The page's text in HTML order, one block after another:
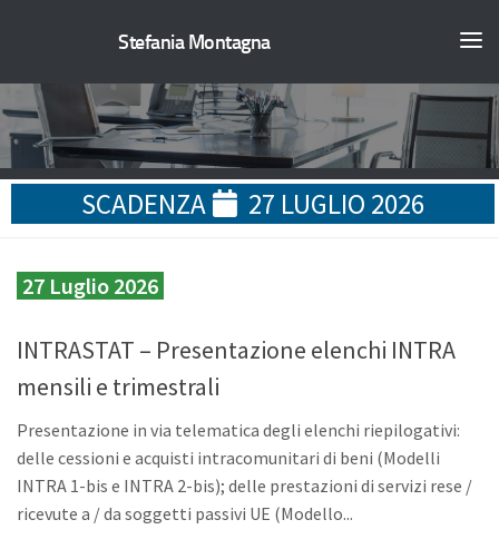
Stefania Montagna
SCADENZA 27 LUGLIO 2026
27 Luglio 2026
INTRASTAT – Presentazione elenchi INTRA
mensili e trimestrali
Presentazione in via telematica degli elenchi riepilogativi:
delle cessioni e acquisti intracomunitari di beni (Modelli
INTRA 1-bis e INTRA 2-bis); delle prestazioni di servizi rese /
ricevute a / da soggetti passivi UE (Modello...